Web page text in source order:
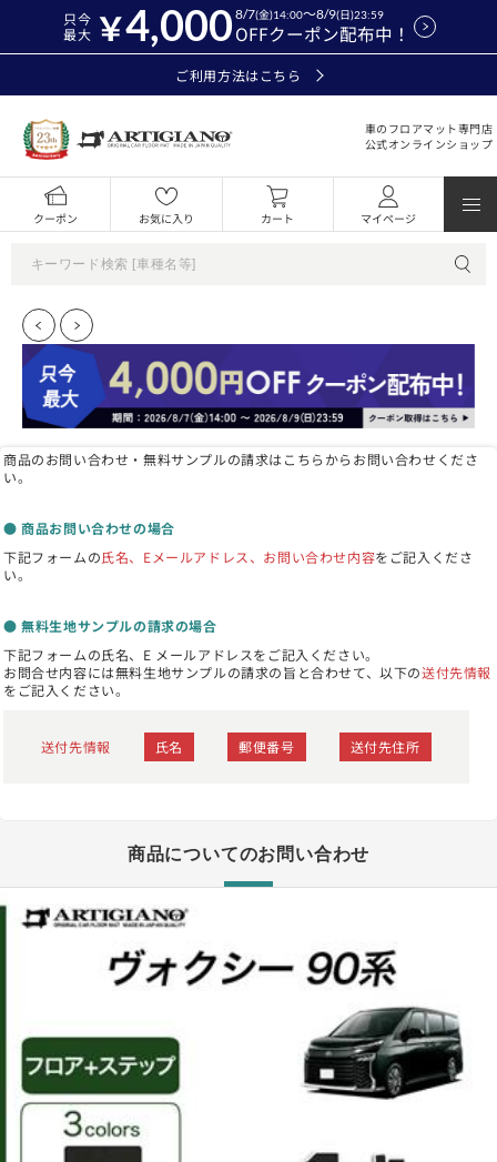
只今
最大
4,000OFFクーポン配布中！
8/7(金)14:00～8/9(日)23:59
ご利用方法はこちら
車のフロアマット専門店
公式オンラインショップ
クーポン お気に入り カート マイページ
商品のお問い合わせ・無料サンプルの請求はこちらからお問い合わせくださ
い。
● 商品お問い合わせの場合
下記フォームの氏名、Eメールアドレス、お問い合わせ内容をご記入くださ
い。
● 無料生地サンプルの請求の場合
下記フォームの氏名、E メールアドレスをご記入ください。
お問合せ内容には無料生地サンプルの請求の旨と合わせて、以下の送付先情報
をご記入ください。
送付先情報 氏名 郵便番号 送付先住所
商品についてのお問い合わせ